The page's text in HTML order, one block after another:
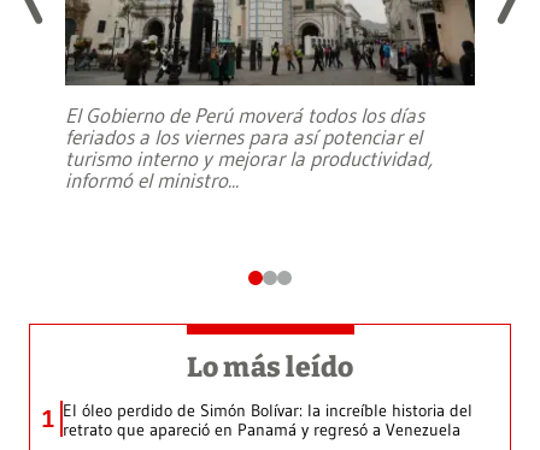
El Gobierno de Perú moverá todos los días
feriados a los viernes para así potenciar el
turismo interno y mejorar la productividad,
informó el ministro...
Lo más leído
1 El óleo perdido de Simón Bolívar: la increíble historia del
retrato que apareció en Panamá y regresó a Venezuela